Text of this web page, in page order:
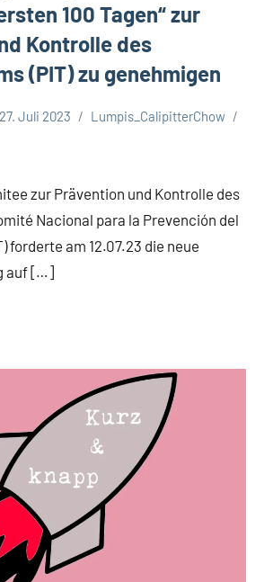
100 Tagen“ zur
Kontrolle des
(PIT) zu genehmigen
27. Juli 2023
Lumpis_CalipitterChow
zur Prävention und Kontrolle des
Nacional para la Prevención del
forderte am 12.07.23 die neue
auf […]